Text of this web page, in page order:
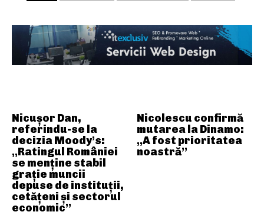
Nicușor Dan,
referindu-se la
decizia Moody’s:
„Ratingul României
se menține stabil
grație muncii
depuse de instituții,
cetățeni și sectorul
economic”
Nicolescu confirmă
mutarea la Dinamo:
„A fost prioritatea
noastră”